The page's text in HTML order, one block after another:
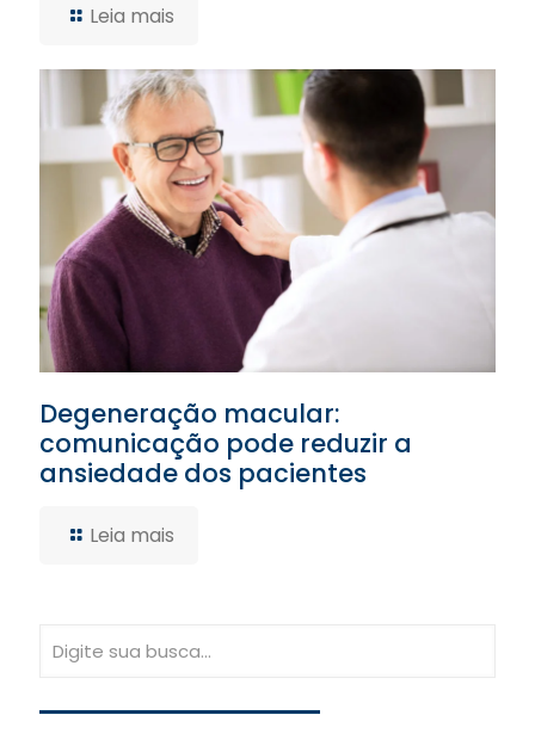
Leia mais
Degeneração macular:
comunicação pode reduzir a
ansiedade dos pacientes
Leia mais